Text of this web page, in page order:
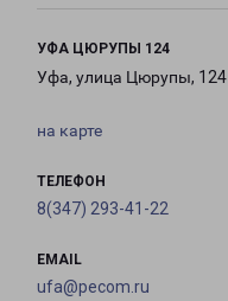
УФА ЦЮРУПЫ 124
Уфа, улица Цюрупы, 124
на карте
ТЕЛЕФОН
8(347) 293-41-22
EMAIL
ufa@pecom.ru